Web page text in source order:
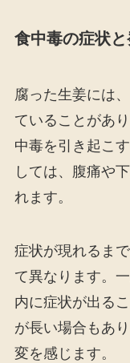
食中毒の症状
腐った生姜には
ていることがあ
中毒を引き起こ
しては、腹痛や
れます。
症状が現れるま
て異なります。
内に症状が出る
が長い場合もあ
変を感じます。